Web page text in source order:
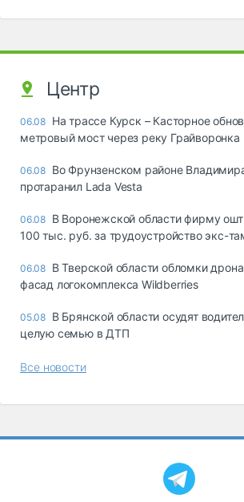
Центр
06.08 На трассе Курск – Касторное
метровый мост через реку Грайворонка
06.08 Во Фрунзенском районе
протаранил Lada Vesta
06.08 В Воронежской области фирму
100 тыс. руб. за трудоустройство экс-
06.08 В Тверской области обломки
фасад логокомплекса Wildberries
05.08 В Брянской области осудят
целую семью в ДТП
Все новости